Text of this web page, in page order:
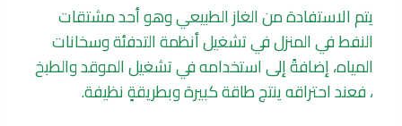
يتم الاستفادة من الغاز الطبيعي وهو أحد مشتقات
النفط في المنزل في تشغيل أنظمة التدفئة وسخانات
المياه، إضافةً إلى استخدامه في تشغيل الموقد والطبخ
، فعند احتراقه ينتج طاقة كبيرة وبطريقةٍ نظيفة.